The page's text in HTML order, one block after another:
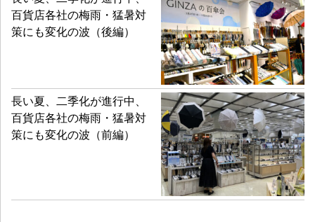
百貨店各社の梅雨・猛暑対
策にも変化の波（後編）
長い夏、二季化が進行中、
百貨店各社の梅雨・猛暑対
策にも変化の波（前編）